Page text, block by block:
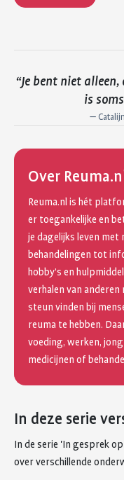
Je bent niet
is
—
Over Reuma.nl
Reuma.nl is hét
er toegankelijke en
je dagelijks leven met
behandelingen tot
hobby’s en
verhalen van
steun vinden bij
reuma te hebben.
voeding, werken,
medicijnen of
In deze serie
In de serie 'In gesprek
over verschillende